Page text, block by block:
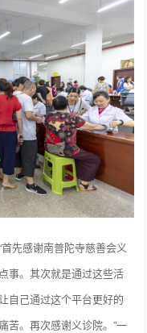
先感谢南普陀寺慈善会义
事。其次就是通过这些活
自己通过这个平台更好的
苦。再次感谢义诊院。”一